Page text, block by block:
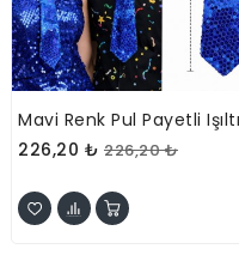
226,20 ₺ 226,20 ₺